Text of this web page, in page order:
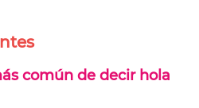
común de decir hola